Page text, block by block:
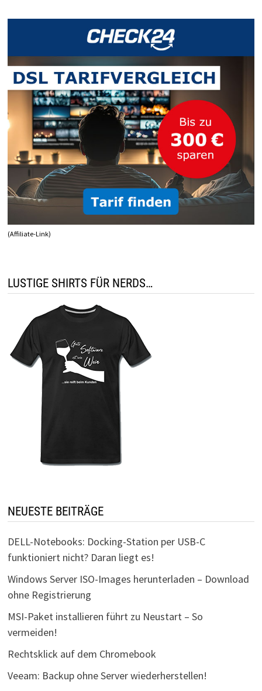
(Affiliate-Link)
LUSTIGE SHIRTS FÜR NERDS…
NEUESTE BEITRÄGE
DELL-Notebooks: Docking-Station per USB-C
funktioniert nicht? Daran liegt es!
Windows Server ISO-Images herunterladen – Download
ohne Registrierung
MSI-Paket installieren führt zu Neustart – So
vermeiden!
Rechtsklick auf dem Chromebook
Veeam: Backup ohne Server wiederherstellen!